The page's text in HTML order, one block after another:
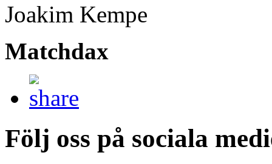
Joakim Kempe
Matchdax
Följ oss på sociala